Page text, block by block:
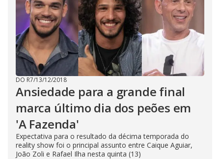
DO R7/13/12/2018
Ansiedade para a grande final
marca último dia dos peões em
'A Fazenda'
Expectativa para o resultado da décima temporada do
reality show foi o principal assunto entre Caique Aguiar,
João Zoli e Rafael Ilha nesta quinta (13)